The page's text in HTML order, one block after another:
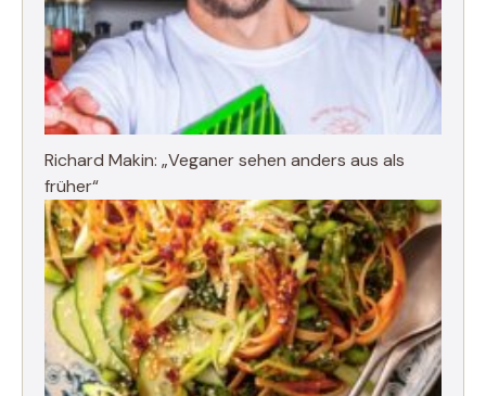
Richard Makin: „Veganer sehen anders aus als
früher“